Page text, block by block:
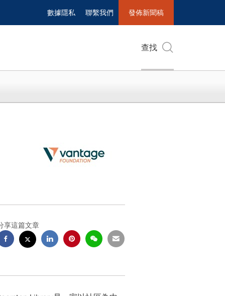
數據隱私 聯繫我們 發佈新聞稿
查找
享這篇文章